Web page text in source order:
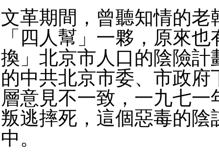
文革期間，曾聽知情的老
「四人幫」一夥，原來
換」北京市人口的陰險計
的中共北京市委、市政府
層意見不一致，一九七一
叛逃摔死，這個惡毒的陰
中。